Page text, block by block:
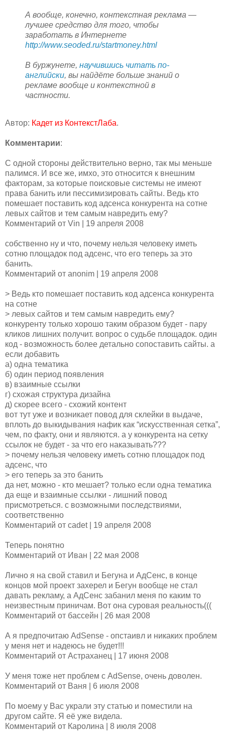
А вообще, конечно, контекстная реклама —
лучшее средство для того, чтобы
заработать в Интернете
http://www.seoded.ru/startmoney.html
В буржунете, научившись читать по-
английски, вы найдёте больше знаний о
рекламе вообще и контекстной в
частности.
Автор: Кадет из КонтекстЛаба.
Комментарии:
С одной стороны действительно верно, так мы меньше
палимся. И все же, имхо, это относится к внешним
факторам, за которые поисковые системы не имеют
права банить или пессимизировать сайты. Ведь кто
помешает поставить код адсенса конкурента на сотне
левых сайтов и тем самым навредить ему?
Комментарий от Vin | 19 апреля 2008
собственно ну и что, почему нельзя человеку иметь
сотню площадок под адсенс, что его теперь за это
банить.
Комментарий от anonim | 19 апреля 2008
> Ведь кто помешает поставить код адсенса конкурента
на сотне
> левых сайтов и тем самым навредить ему?
конкуренту только хорошо таким образом будет - пару
кликов лишних получит. вопрос о судьбе площадок. один
код - возможность более детально сопоставить сайты. а
если добавить
а) одна тематика
б) один период появления
в) взаимные ссылки
г) схожая структура дизайна
д) скорее всего - схожий контент
вот тут уже и возникает повод для склейки в выдаче,
вплоть до выкидывания нафик как “искусственная сетка”,
чем, по факту, они и являются. а у конкурента на сетку
ссылок не будет - за что его наказывать???
> почему нельзя человеку иметь сотню площадок под
адсенс, что
> его теперь за это банить
да нет, можно - кто мешает? только если одна тематика
да еще и взаимные ссылки - лишний повод
присмотреться. с возможными последствиями,
соответственно
Комментарий от cadet | 19 апреля 2008
Теперь понятно
Комментарий от Иван | 22 мая 2008
Лично я на свой ставил и Бегуна и АдСенс, в конце
концов мой проект захерел и Бегун вообще не стал
давать рекламу, а АдСенс забанил меня по каким то
неизвестным приничам. Вот она суровая реальность(((
Комментарий от бассейн | 26 мая 2008
А я предпочитаю AdSense - опстаивл и никаких проблем
у меня нет и надеюсь не будет!!!
Комментарий от Астраханец | 17 июня 2008
У меня тоже нет проблем с AdSense, очень доволен.
Комментарий от Ваня | 6 июля 2008
По моему у Вас украли эту статью и поместили на
другом сайте. Я её уже видела.
Комментарий от Каролина | 8 июля 2008